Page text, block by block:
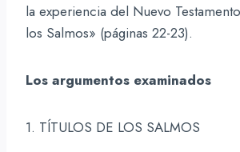
la experiencia del Nuevo
los Salmos» (páginas 22-23).
Los argumentos examinados
1. TÍTULOS DE LOS SALMOS